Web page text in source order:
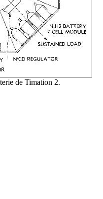
de Timation 2.